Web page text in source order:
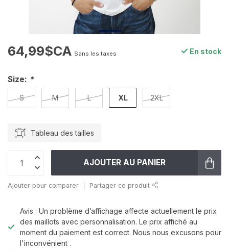
64,99$CA Sans les taxes En stock
Size: *
S M L XL 2XL
Tableau des tailles
AJOUTER AU PANIER
Ajouter pour comparer Partager ce produit
Avis : Un problème d’affichage affecte actuellement le prix
des maillots avec personnalisation. Le prix affiché au
moment du paiement est correct. Nous nous excusons pour
l'inconvénient .